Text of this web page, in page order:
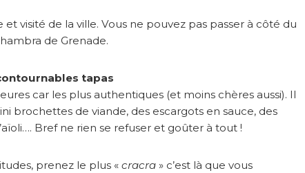
visité de la ville. Vous ne pouvez pas passer à côté du
de Grenade.
tapas
car les plus authentiques (et moins chères aussi). Il
brochettes de viande, des escargots en sauce, des
Bref ne rien se refuser et goûter à tout !
prenez le plus « cracra » c’est là que vous